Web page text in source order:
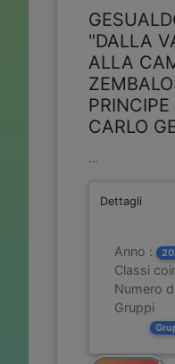
"DALLA
ALLA
CARLO
...
Dettagli
Anno :
Classi
Numero
Gruppi